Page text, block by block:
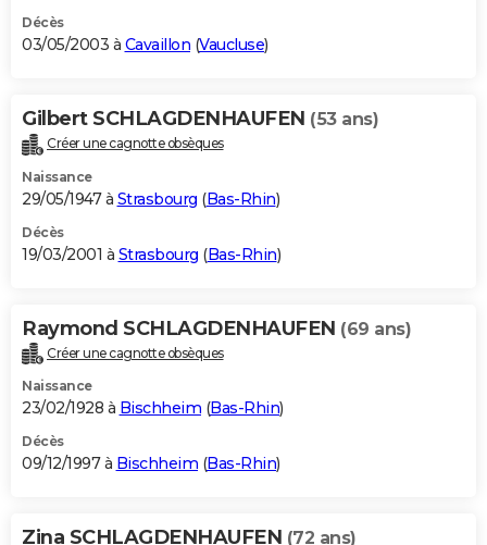
Décès
03/05/2003 à Cavaillon (Vaucluse)
Gilbert SCHLAGDENHAUFEN (53 ans)
Créer une cagnotte obsèques
Naissance
29/05/1947 à Strasbourg (Bas-Rhin)
Décès
19/03/2001 à Strasbourg (Bas-Rhin)
Raymond SCHLAGDENHAUFEN (69 ans)
Créer une cagnotte obsèques
Naissance
23/02/1928 à Bischheim (Bas-Rhin)
Décès
09/12/1997 à Bischheim (Bas-Rhin)
Zina SCHLAGDENHAUFEN (72 ans)